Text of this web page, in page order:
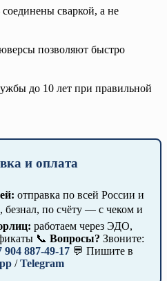
сваркой, а не
позволяют быстро
до 10 лет при правильной
и оплата
отправка по всей России и
безнал, по счёту — с чеком и
работаем через ЭДО,
📞 Вопросы? Звоните:
904 887-49-17💬 Пишите в
/Telegram